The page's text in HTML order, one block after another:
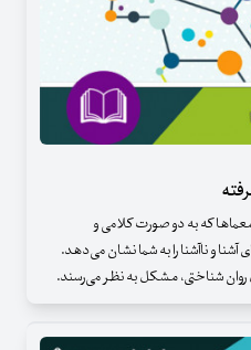
که به دو صورت کلامی و
و ناآشنا را به شما نشان می‌دهد.
روان شناختی، مشکل به نظر می‌رسند.